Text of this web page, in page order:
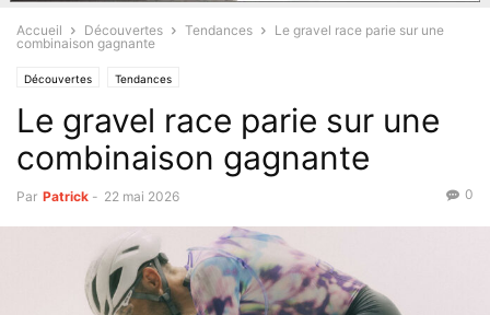
Accueil Découvertes Tendances
Le gravel race parie sur une
combinaison gagnante
Découvertes Tendances
Le gravel race parie sur une
combinaison gagnante
Par Patrick - 22 mai 2026 0